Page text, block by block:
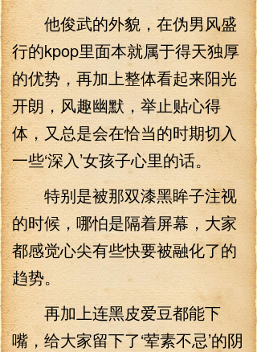
他俊武的外貌，在伪男风盛
行的kpop里面本就属于得天独厚
的优势，再加上整体看起来阳光
开朗，风趣幽默，举止贴心得
体，又总是会在恰当的时期切入
一些‘深入’女孩子心里的话。
特别是被那双漆黑眸子注视
的时候，哪怕是隔着屏幕，大家
都感觉心尖有些快要被融化了的
趋势。
再加上连黑皮爱豆都能下
嘴，给大家留下了‘荤素不忌’的阴